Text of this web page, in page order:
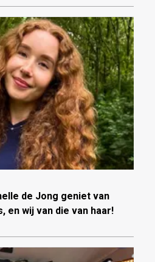
de Jong geniet van
en wij van die van haar!